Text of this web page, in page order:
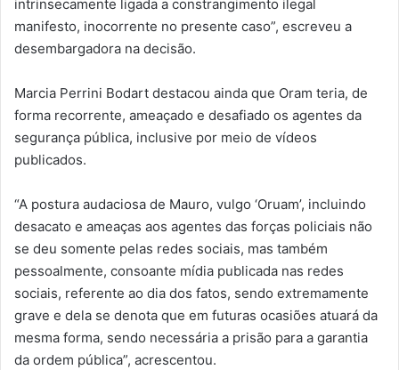
intrinsecamente ligada a constrangimento ilegal
manifesto, inocorrente no presente caso”, escreveu a
desembargadora na decisão.
Marcia Perrini Bodart destacou ainda que Oram teria, de
forma recorrente, ameaçado e desafiado os agentes da
segurança pública, inclusive por meio de vídeos
publicados.
“A postura audaciosa de Mauro, vulgo ‘Oruam’, incluindo
desacato e ameaças aos agentes das forças policiais não
se deu somente pelas redes sociais, mas também
pessoalmente, consoante mídia publicada nas redes
sociais, referente ao dia dos fatos, sendo extremamente
grave e dela se denota que em futuras ocasiões atuará da
mesma forma, sendo necessária a prisão para a garantia
da ordem pública”, acrescentou.